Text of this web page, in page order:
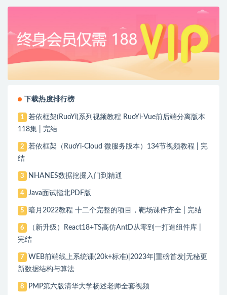
下载热度排行榜
1
若依框架(RuoYi)系列视频教程 RuoYi-Vue前后端分离版本
118集 | 完结
2
若依框架（RuoYi-Cloud 微服务版本）134节视频教程 | 完
结
3 NHANES数据挖掘入门到精通
4 Java面试指北PDF版
5 暗月2022教程 十二个完整的项目，靶场课件齐全 | 完结
6
（新升级）React18+TS高仿AntD从零到一打造组件库 |
完结
7
WEB前端线上系统课(20k+标准)|2023年|重磅首发|无秘更
新数据结构与算法
8 PMP第六版清华大学杨述老师全套视频